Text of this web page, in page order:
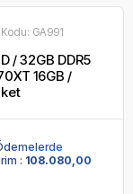
GA991
/ 32GB DDR5
16GB /
: 108.080,00